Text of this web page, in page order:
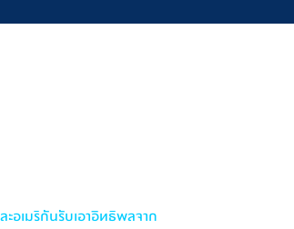
อเมริกันรับเอาอิทธิพลจาก